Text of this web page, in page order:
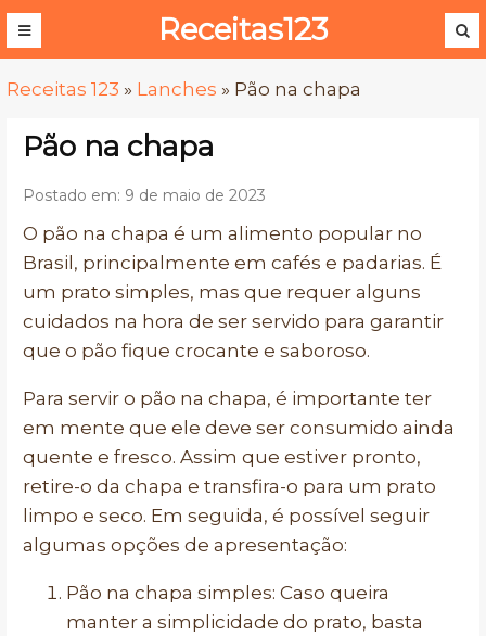
Receitas123
Receitas 123 » Lanches » Pão na chapa
Pão na chapa
Postado em: 9 de maio de 2023
O pão na chapa é um alimento popular no
Brasil, principalmente em cafés e padarias. É
um prato simples, mas que requer alguns
cuidados na hora de ser servido para garantir
que o pão fique crocante e saboroso.
Para servir o pão na chapa, é importante ter
em mente que ele deve ser consumido ainda
quente e fresco. Assim que estiver pronto,
retire-o da chapa e transfira-o para um prato
limpo e seco. Em seguida, é possível seguir
algumas opções de apresentação:
Pão na chapa simples: Caso queira
manter a simplicidade do prato, basta